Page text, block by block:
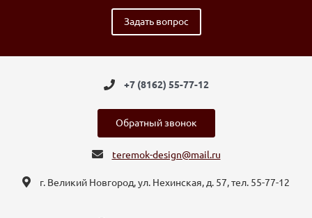
Задать вопрос
+7 (8162) 55-77-12
Обратный звонок
teremok-design@mail.ru
г. Великий Новгород, ул. Нехинская, д. 57, тел. 55-77-12